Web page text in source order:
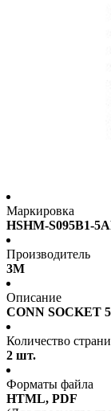
Маркировка
HSHM-S095B1-
Производитель
3M
Описание
CONN SOCKET
Количество
2 шт.
Форматы файла
HTML, PDF